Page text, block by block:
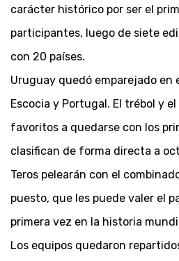
carácter histórico por ser el
participantes, luego de siete
con 20 países.
Uruguay quedó emparejado en
Escocia y Portugal. El trébol y el
favoritos a quedarse con los
clasifican de forma directa a
Teros pelearán con el
puesto, que les puede valer el
primera vez en la historia
Los equipos quedaron